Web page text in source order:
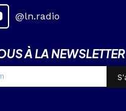
@ln.radio
À LA NEWSLETTER